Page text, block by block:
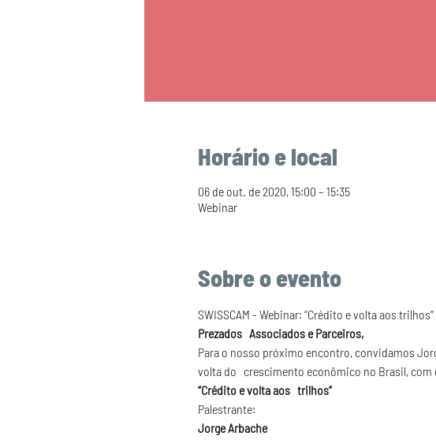
Horário e local
06 de out. de 2020, 15:00 – 15:35
Webinar
Sobre o evento
SWISSCAM - Webinar: “Crédito e volta aos trilhos”
Prezados   Associados e Parceiros,
Para o nosso próximo encontro, convidamos
volta do   crescimento econômico no Brasil,
“Crédito e volta aos   trilhos”
Palestrante:
Jorge Arbache